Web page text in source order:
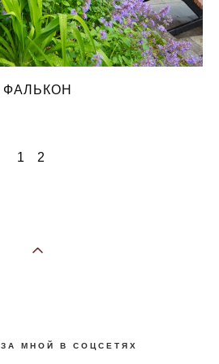
ФАЛЬКОН
1 2
З А М Н О Й В С О Ц С Е Т Я Х